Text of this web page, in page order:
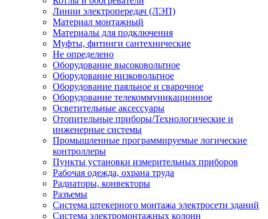
Линии электропередач (ЛЭП)
Материал монтажный
Материалы для подключения
Муфты, фитинги сантехнические
Не определено
Оборудование высоковольтное
Оборудование низковольтное
Оборудование паяльное и сварочное
Оборудование телекоммуникационное
Осветительные аксессуары
Отопительные приборы/Технологические и
инженерные системы
Промышленные программируемые логические
контроллеры
Пункты установки измерительных приборов
Рабочая одежда, охрана труда
Радиаторы, конвекторы
Разъемы
Система штекерного монтажа электросети зданий
Система электромонтажных колонн